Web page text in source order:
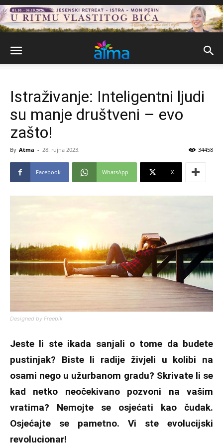
Istraživanje: Inteligentni ljudi
su manje društveni – evo
zašto!
By Atma - 28. rujna 2023. 34458
Facebook WhatsApp X
Designed by Freepik
Jeste li ste ikada sanjali o tome da budete
pustinjak? Biste li radije živjeli u kolibi na
osami nego u užurbanom gradu? Skrivate li se
kad netko neočekivano pozvoni na vašim
vratima? Nemojte se osjećati kao čudak.
Osjećajte se pametno. Vi ste evolucijski
revolucionar!